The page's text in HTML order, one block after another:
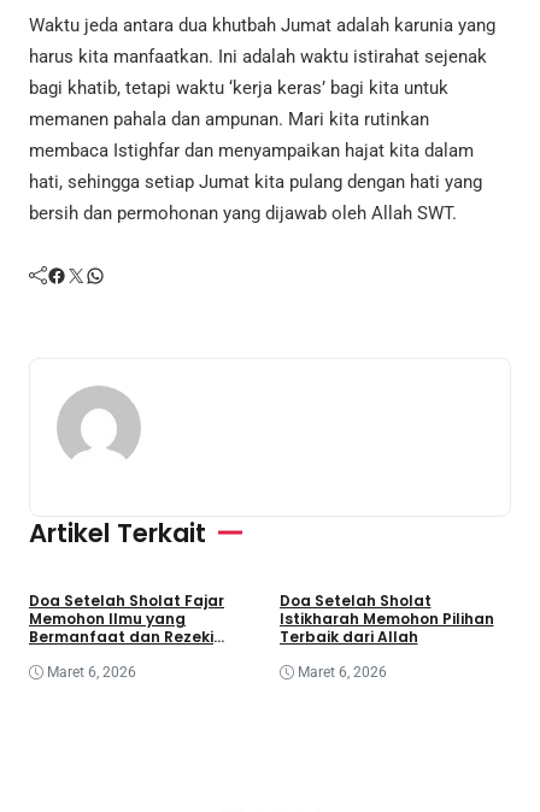
Waktu jeda antara dua khutbah Jumat adalah karunia yang
harus kita manfaatkan. Ini adalah waktu istirahat sejenak
bagi khatib, tetapi waktu ‘kerja keras’ bagi kita untuk
memanen pahala dan ampunan. Mari kita rutinkan
membaca Istighfar dan menyampaikan hajat kita dalam
hati, sehingga setiap Jumat kita pulang dengan hati yang
bersih dan permohonan yang dijawab oleh Allah SWT.
Facebook Twitter WhatsApp
Artikel Terkait
Doa Setelah Sholat Fajar
Memohon Ilmu yang
Bermanfaat dan Rezeki
Maret 6, 2026
Doa Setelah Sholat
Istikharah Memohon Pilihan
Terbaik dari Allah
Maret 6, 2026